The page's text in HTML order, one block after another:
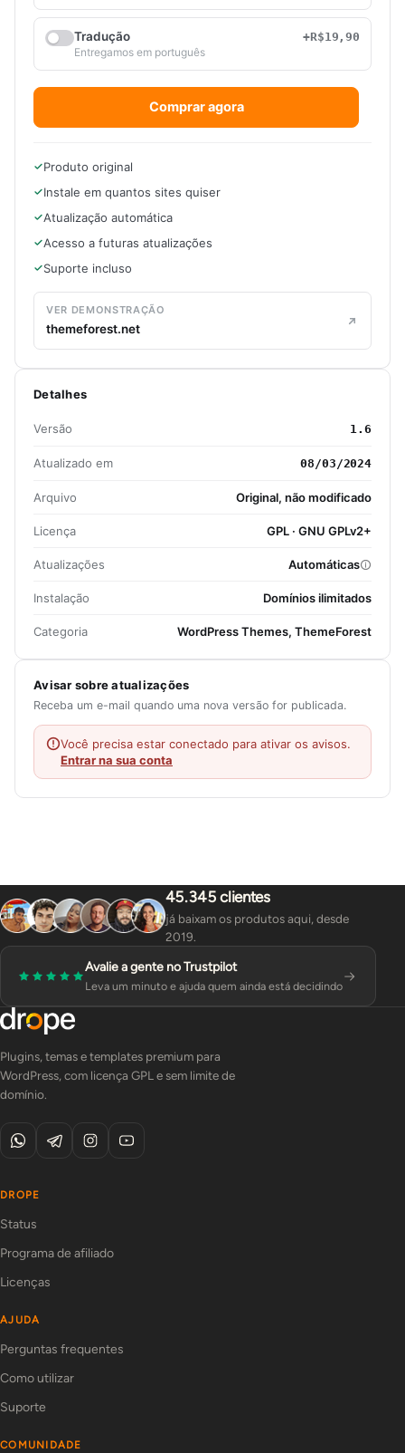
Tradução
+R$19,90
Entregamos em português
Comprar agora
Produto original
Instale em quantos sites quiser
Atualização automática
Acesso a futuras atualizações
Suporte incluso
VER DEMONSTRAÇÃO
themeforest.net
Detalhes
Versão 1.6
Atualizado em 08/03/2024
Arquivo Original, não modificado
Licença GPL · GNU GPLv2+
Atualizações Automáticas
Instalação Domínios ilimitados
Categoria WordPress Themes, ThemeForest
Avisar sobre atualizações
Receba um e-mail quando uma nova versão for publicada.
Você precisa estar conectado para ativar os avisos.
Entrar na sua conta
45.345 clientes
já baixam os produtos aqui, desde
2019.
Avalie a gente no Trustpilot
Leva um minuto e ajuda quem ainda está decidindo
Plugins, temas e templates premium para
WordPress, com licença GPL e sem limite de
domínio.
DROPE
Status
Programa de afiliado
Licenças
AJUDA
Perguntas frequentes
Como utilizar
Suporte
COMUNIDADE